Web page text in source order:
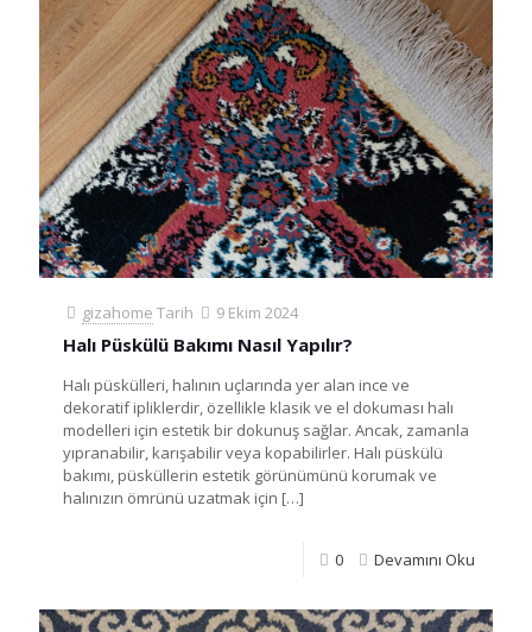
gizahome Tarih 9 Ekim 2024
Halı Püskülü Bakımı Nasıl Yapılır?
Halı püskülleri, halının uçlarında yer alan ince ve
dekoratif ipliklerdir, özellikle klasik ve el dokuması halı
modelleri için estetik bir dokunuş sağlar. Ancak, zamanla
yıpranabilir, karışabilir veya kopabilirler. Halı püskülü
bakımı, püsküllerin estetik görünümünü korumak ve
halınızın ömrünü uzatmak için […]
0 Devamını Oku